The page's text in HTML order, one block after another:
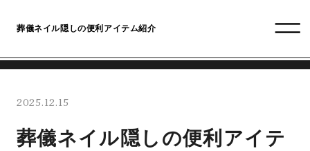
葬儀ネイル隠しの便利アイテム紹介
2025.12.15
葬儀ネイル隠しの便利アイテ